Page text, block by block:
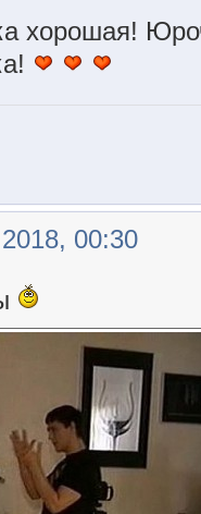
хорошая!
00:30